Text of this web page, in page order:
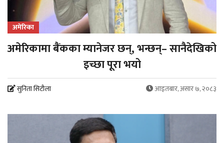
अमेरिका
अमेरिकामा बैंकका म्यानेजर छन्, भन्छन्– सानैदेखिको
इच्छा पूरा भयो
सुनिता सिटौला आइतबार, असार ७, २०८३